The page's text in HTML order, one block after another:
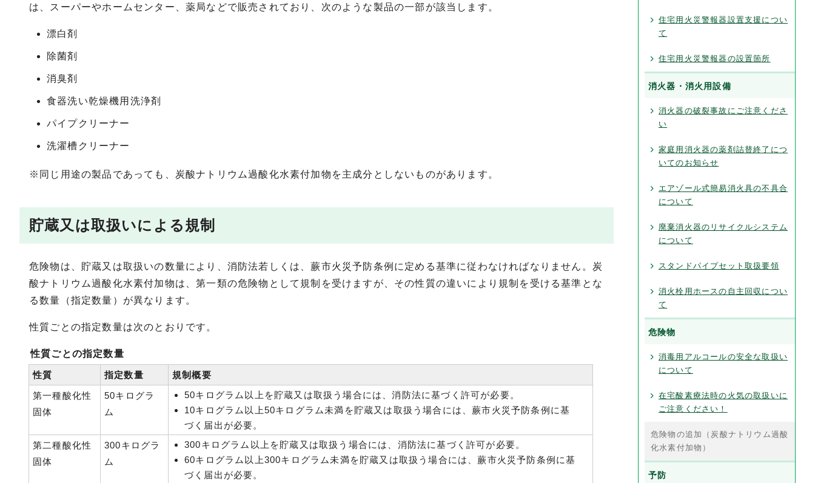
は、スーパーやホームセンター、薬局などで販売されており、次のような製品の一部が該当します。
漂白剤
除菌剤
消臭剤
食器洗い乾燥機用洗浄剤
パイプクリーナー
洗濯槽クリーナー
※同じ用途の製品であっても、炭酸ナトリウム過酸化水素付加物を主成分としないものがあります。
貯蔵又は取扱いによる規制
危険物は、貯蔵又は取扱いの数量により、消防法若しくは、蕨市火災予防条例に定める基準に従わなければなりません。炭
酸ナトリウム過酸化水素付加物は、第一類の危険物として規制を受けますが、その性質の違いにより規制を受ける基準とな
る数量（指定数量）が異なります。
性質ごとの指定数量は次のとおりです。
性質ごとの指定数量
性質 指定数量
規制概要
第一種酸化性
固体
50キログラ
ム
50キログラム以上を貯蔵又は取扱う場合には、消防法に基づく許可が必要。
10キログラム以上50キログラム未満を貯蔵又は取扱う場合には、蕨市火災予防条例に基
づく届出が必要。
第二種酸化性
固体
300キログラ
ム
300キログラム以上を貯蔵又は取扱う場合には、消防法に基づく許可が必要。
60キログラム以上300キログラム未満を貯蔵又は取扱う場合には、蕨市火災予防条例に基
づく届出が必要。
住宅用火災警報器設置支援につい
て
住宅用火災警報器の設置箇所
消火器・消火用設備
消火器の破裂事故にご注意くださ
い
家庭用消火器の薬剤詰替終了につ
いてのお知らせ
エアゾール式簡易消火具の不具合
について
廃棄消火器のリサイクルシステム
について
スタンドパイプセット取扱要領
消火栓用ホースの自主回収につい
て
危険物
消毒用アルコールの安全な取扱い
について
在宅酸素療法時の火気の取扱いに
ご注意ください！
危険物の追加（炭酸ナトリウム過酸
化水素付加物）
予防